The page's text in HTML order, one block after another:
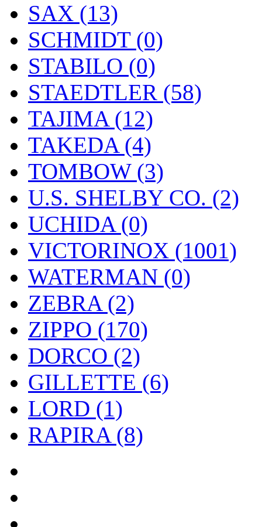
SAX (13)
SCHMIDT (0)
STABILO (0)
STAEDTLER (58)
TAJIMA (12)
TAKEDA (4)
TOMBOW (3)
U.S. SHELBY CO. (2)
UCHIDA (0)
VICTORINOX (1001)
WATERMAN (0)
ZEBRA (2)
ZIPPO (170)
DORCO (2)
GILLETTE (6)
LORD (1)
RAPIRA (8)